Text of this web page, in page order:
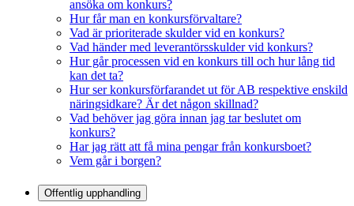
ansöka om konkurs?
Hur får man en konkursförvaltare?
Vad är prioriterade skulder vid en konkurs?
Vad händer med leverantörsskulder vid konkurs?
Hur går processen vid en konkurs till och hur lång tid
kan det ta?
Hur ser konkursförfarandet ut för AB respektive enskild
näringsidkare? Är det någon skillnad?
Vad behöver jag göra innan jag tar beslutet om
konkurs?
Har jag rätt att få mina pengar från konkursboet?
Vem går i borgen?
Offentlig upphandling